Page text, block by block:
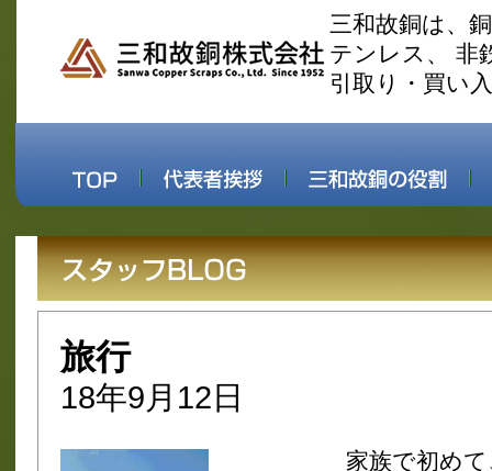
三和故銅は、
テンレス、 非
引取り・買い
旅行
18年9月12日
家族で初め